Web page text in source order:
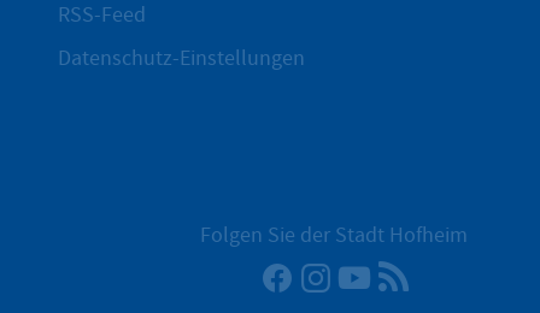
RSS-Feed
Datenschutz-Einstellungen
Folgen Sie der Stadt Hofheim
Facebook
Instagram
YouTube